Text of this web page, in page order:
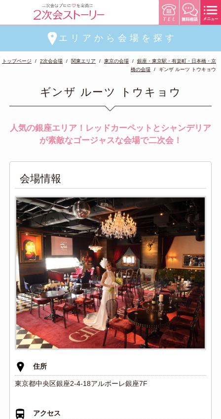
エリアから会場を探す
トップページ 2次会会場 関東エリア 東京の会場
銀座・東京駅・有楽町・日本橋・京
橋の会場
ギンザ ルーツ トウキョウ
ギンザ ルーツ トウキョウ
人気の銀座エリア！レッドカーペットとシャンデリア
が素敵なゴージャスな会場で二次会！
会場情報
住所
東京都中央区銀座2-4-18アルボーレ銀座7F
アクセス